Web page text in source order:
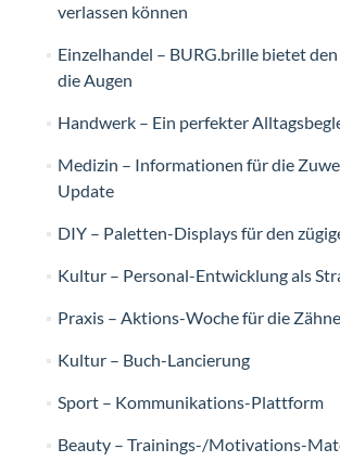
verlassen können
Einzelhandel – BURG.brille bietet
die Augen
Handwerk – Ein perfekter
Medizin – Informationen für die
Update
DIY – Paletten-Displays für den
Kultur – Personal-Entwicklung als
Praxis – Aktions-Woche für die Zähne
Kultur – Buch-Lancierung
Sport – Kommunikations-Plattform
Beauty – Trainings-/Motivations-